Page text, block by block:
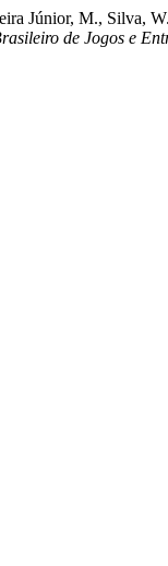
Júnior, M., Silva,
de Jogos e